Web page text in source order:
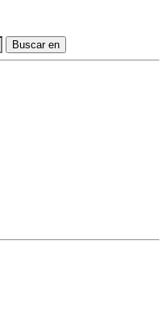
Buscar en